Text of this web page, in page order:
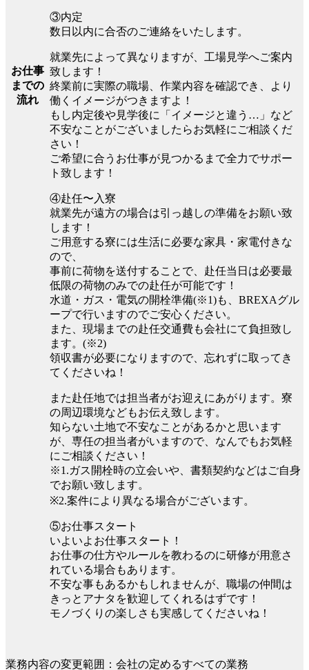
お仕事
までの
流れ
③内定
数日以内に合否のご連絡をいたします。
就業先によって異なりますが、工場見学へご案内
致します！
終業前に実際の職場、作業内容を確認でき、より
働くイメージがつきますよ！
もし内定後や見学後に「イメージと違う…」など
不安なことがございましたらお気軽にご相談くだ
さい！
ご希望に合うお仕事が見つかるまで全力でサポー
ト致します！
④赴任〜入寮
就業先が遠方の場合は引っ越しの準備をお願い致
します！
ご用意する寮には生活に必要な家具・家電付きな
ので、
事前に荷物を送付することで、赴任当日は必要最
低限の荷物のみでの赴任が可能です！
水道・ガス・電気の開栓準備(※1)も、BREXAグル
ープで行いますのでご安心ください。
また、現場までの赴任交通費も会社にて負担致し
ます。(※2)
領収書が必要になりますので、忘れずに取ってき
てくださいね！
また赴任地では担当者がお迎えにあがります。寮
の周辺環境などもお伝え致します。
知らない土地で不安なことがあるかと思います
が、専任の担当者がいますので、なんでもお気軽
にご相談ください！
※1.ガス開栓時の立会いや、書類契約などはご自身
でお願い致します。
※2.案件により異なる場合がございます。
⑤お仕事スタート
いよいよお仕事スタート！
お仕事の仕方やルールを教わるのに研修が用意さ
れている場合もあります。
不安な事もあるかもしれませんが、職場の仲間は
きっとアナタを歓迎してくれるはずです！
モノづくりの楽しさも実感してくださいね！
業務内容の変更範囲：会社の定めるすべての業務